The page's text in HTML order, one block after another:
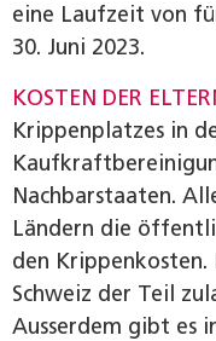
eine Laufzeit von
30. Juni 2023.
KOSTEN DER
Krippenplatzes in
Nachbarstaaten.
Ländern die
den
Schweiz der Teil
Ausserdem gibt es